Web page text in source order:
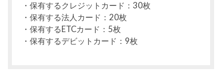
・保有するクレジットカード：30枚
・保有する法人カード：20枚
・保有するETCカード：5枚
・保有するデビットカード：9枚